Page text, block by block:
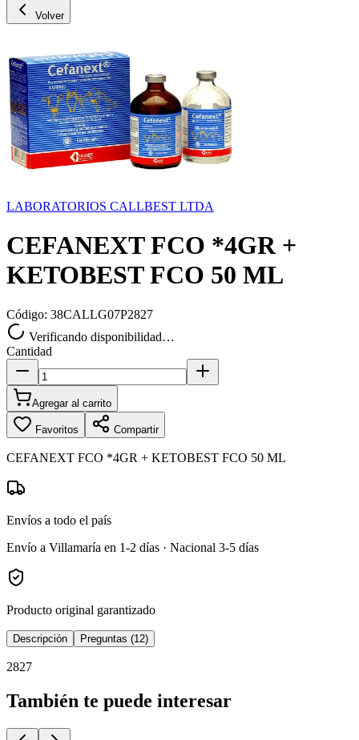
Volver
LABORATORIOS CALLBEST LTDA
CEFANEXT FCO *4GR +
KETOBEST FCO 50 ML
Código: 38CALLG07P2827
Verificando disponibilidad…
Cantidad
Agregar al carrito
Favoritos Compartir
CEFANEXT FCO *4GR + KETOBEST FCO 50 ML
Envíos a todo el país
Envío a Villamaría en 1-2 días · Nacional 3-5 días
Producto original garantizado
Descripción Preguntas (12)
2827
También te puede interesar